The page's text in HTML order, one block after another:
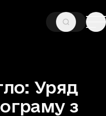
Уряд
з